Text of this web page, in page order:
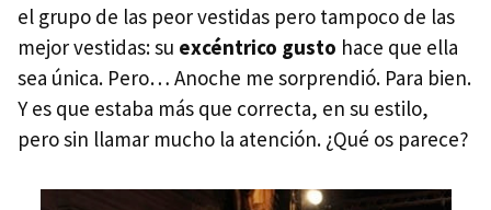
el grupo de las peor vestidas pero tampoco de las
mejor vestidas: su excéntrico gusto hace que ella
sea única. Pero… Anoche me sorprendió. Para bien.
Y es que estaba más que correcta, en su estilo,
pero sin llamar mucho la atención. ¿Qué os parece?